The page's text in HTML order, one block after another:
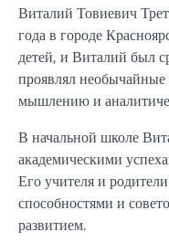
Виталий Товиевич
года в городе
детей, и Виталий был
проявлял
мышлению и
В начальной школе
академическими
Его учителя и
способностями и
развитием.